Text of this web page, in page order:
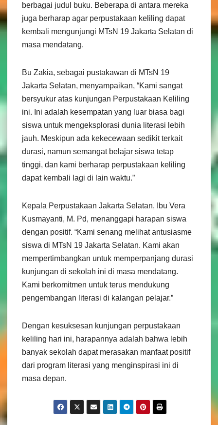
berbagai judul buku. Beberapa di antara mereka
juga berharap agar perpustakaan keliling dapat
kembali mengunjungi MTsN 19 Jakarta Selatan di
masa mendatang.
Bu Zakia, sebagai pustakawan di MTsN 19
Jakarta Selatan, menyampaikan, “Kami sangat
bersyukur atas kunjungan Perpustakaan Keliling
ini. Ini adalah kesempatan yang luar biasa bagi
siswa untuk mengeksplorasi dunia literasi lebih
jauh. Meskipun ada kekecewaan sedikit terkait
durasi, namun semangat belajar siswa tetap
tinggi, dan kami berharap perpustakaan keliling
dapat kembali lagi di lain waktu.”
Kepala Perpustakaan Jakarta Selatan, Ibu Vera
Kusmayanti, M. Pd, menanggapi harapan siswa
dengan positif. “Kami senang melihat antusiasme
siswa di MTsN 19 Jakarta Selatan. Kami akan
mempertimbangkan untuk memperpanjang durasi
kunjungan di sekolah ini di masa mendatang.
Kami berkomitmen untuk terus mendukung
pengembangan literasi di kalangan pelajar.”
Dengan kesuksesan kunjungan perpustakaan
keliling hari ini, harapannya adalah bahwa lebih
banyak sekolah dapat merasakan manfaat positif
dari program literasi yang menginspirasi ini di
masa depan.